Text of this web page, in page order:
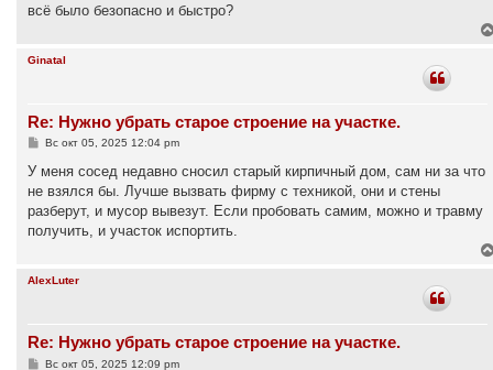
всё было безопасно и быстро?
Ginatal
Re: Нужно убрать старое строение на участке.
С
о
щ
е
и
Вс окт 05, 2025 12:04 pm
У меня сосед недавно сносил старый кирпичный дом, сам ни за что
не взялся бы. Лучше вызвать фирму с техникой, они и стены
разберут, и мусор вывезут. Если пробовать самим, можно и травму
получить, и участок испортить.
AlexLuter
Re: Нужно убрать старое строение на участке.
СВс окт 05, 2025 12:09 pm